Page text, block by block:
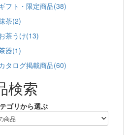
フト・限定商品(38)
茶(2)
茶うけ(13)
器(1)
タログ掲載商品(60)
検索
ゴリから選ぶ